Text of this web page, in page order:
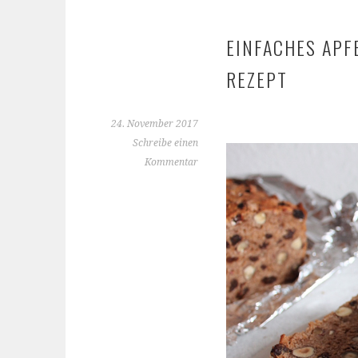
EINFACHES
REZEPT
24. November 2017
Schreibe einen
Kommentar